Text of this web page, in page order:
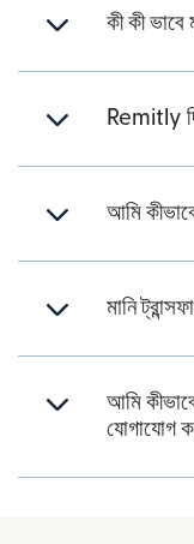
কী কী ভাবে
Remitly
আমি
মানি
আমি
যোগাযোগ